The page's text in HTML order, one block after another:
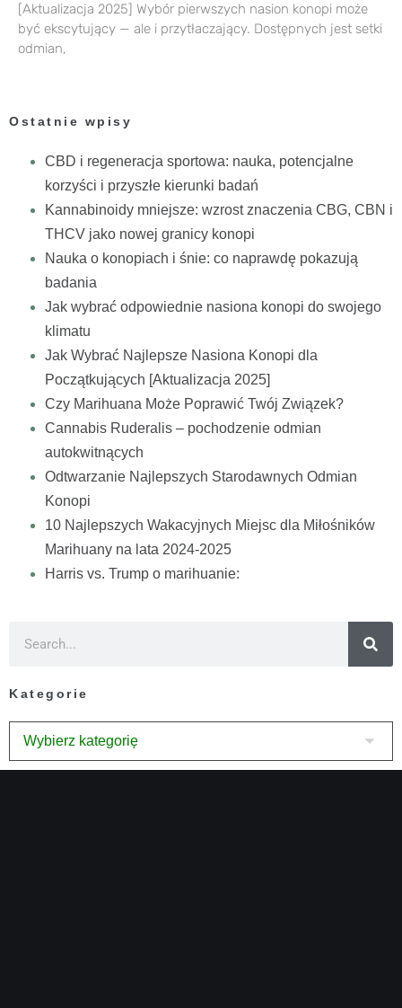
[Aktualizacja 2025] Wybór pierwszych nasion konopi może
być ekscytujący — ale i przytłaczający. Dostępnych jest setki
odmian,
Ostatnie wpisy
CBD i regeneracja sportowa: nauka, potencjalne
korzyści i przyszłe kierunki badań
Kannabinoidy mniejsze: wzrost znaczenia CBG, CBN i
THCV jako nowej granicy konopi
Nauka o konopiach i śnie: co naprawdę pokazują
badania
Jak wybrać odpowiednie nasiona konopi do swojego
klimatu
Jak Wybrać Najlepsze Nasiona Konopi dla
Początkujących [Aktualizacja 2025]
Czy Marihuana Może Poprawić Twój Związek?
Cannabis Ruderalis – pochodzenie odmian
autokwitnących
Odtwarzanie Najlepszych Starodawnych Odmian
Konopi
10 Najlepszych Wakacyjnych Miejsc dla Miłośników
Marihuany na lata 2024-2025
Harris vs. Trump o marihuanie:
Kategorie